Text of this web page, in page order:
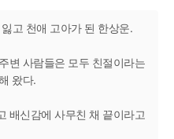
고 천애 고아가 된 한상운.
변 사람들은 모두 친절이라는
왔다.
배신감에 사무친 채 끝이라고